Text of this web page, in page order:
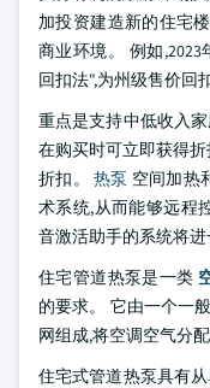
加投资建造新的住宅
商业环境。 例如
回扣法",为州级售价回
重点是支持中低收入
在购买时可立即获得
折扣。热泵 空间加热
术系统,从而能够远程
音激活助手的系统将
住宅管道热泵是一类
的要求。 它由一个一
网组成,将空调空气分
住宅式管道热泵具有